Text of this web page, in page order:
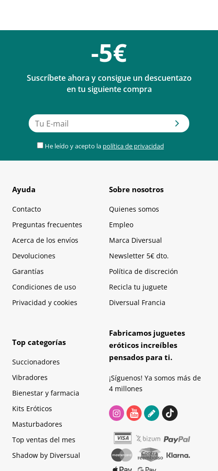
-5€
Suscríbete ahora y consigue un descuentazo
en tu siguiente compra
He leído y acepto la política de privacidad
Ayuda
Contacto
Preguntas frecuentes
Acerca de los envíos
Devoluciones
Garantías
Condiciones de uso
Privacidad y cookies
Sobre nosotros
Quienes somos
Empleo
Marca Diversual
Newsletter 5€ dto.
Política de discreción
Recicla tu juguete
Diversual Francia
Top categorías
Succionadores
Vibradores
Bienestar y farmacia
Kits Eróticos
Masturbadores
Top ventas del mes
Shadow by Diversual
Fabricamos juguetes
eróticos increíbles
pensados para ti.
¡Síguenos! Ya somos más de
4 millones